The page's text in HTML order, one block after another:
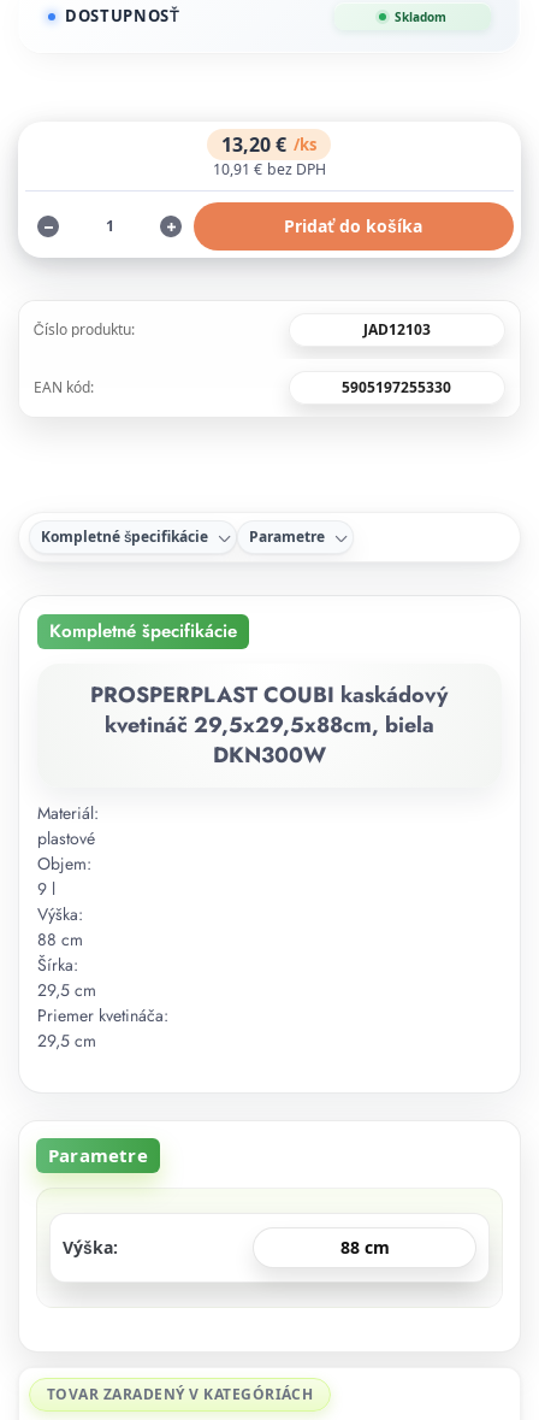
DOSTUPNOSŤ Skladom
13,20 € /ks
10,91 € bez DPH
Pridať do košíka
Číslo produktu: JAD12103
EAN kód: 5905197255330
Kompletné špecifikácie Parametre
Kompletné špecifikácie
PROSPERPLAST COUBI kaskádový
kvetináč 29,5x29,5x88cm, biela
DKN300W
Materiál:
plastové
Objem:
9 l
Výška:
88 cm
Šírka:
29,5 cm
Priemer kvetináča:
29,5 cm
Parametre
Výška 88 cm
TOVAR ZARADENÝ V KATEGÓRIÁCH